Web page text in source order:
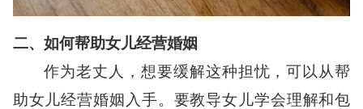
二、如何帮助女儿经营婚姻
作为老丈人，想要缓解这种担忧，可以从帮
助女儿经营婚姻入手。要教导女儿学会理解和包